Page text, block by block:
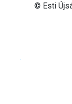
© Esti